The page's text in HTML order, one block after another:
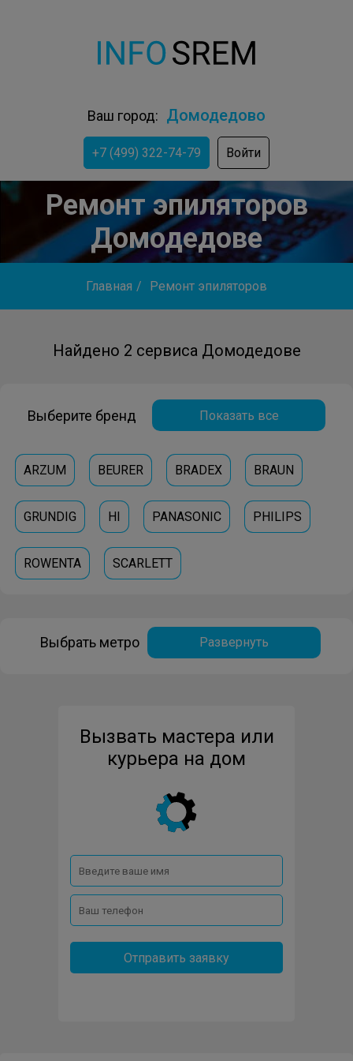
Ваш город: Домодедово
+7 (499) 322-74-79 Войти
Ремонт эпиляторов
Домодедове
Главная / Ремонт эпиляторов
Найдено 2 сервиса Домодедове
Выберите бренд Показать все
ARZUM BEURER BRADEX BRAUN
GRUNDIG HI PANASONIC PHILIPS
ROWENTA SCARLETT
Выбрать метро Развернуть
Вызвать мастера или
курьера на дом
Отправить заявку